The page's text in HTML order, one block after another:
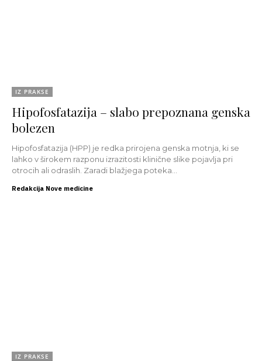
IZ PRAKSE
Hipofosfatazija – slabo prepoznana genska
bolezen
Hipofosfatazija (HPP) je redka prirojena genska motnja, ki se
lahko v širokem razponu izrazitosti klinične slike pojavlja pri
otrocih ali odraslih. Zaradi blažjega poteka...
Redakcija Nove medicine
IZ PRAKSE